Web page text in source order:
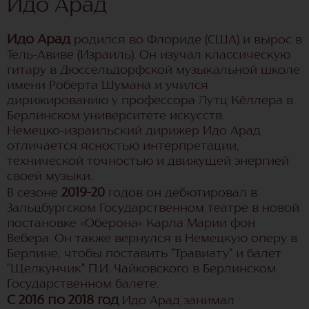
Идо Арад
Идо Арад родился во Флориде (США) и вырос в
Тель-Авиве (Израиль). Он изучал классическую
гитару в Дюссельдорфской музыкальной школе
имени Роберта Шумана и учился
дирижированию у профессора Лутц Кёллера в
Берлинском университете искусств.
Немецко-израильский дирижер Идо Арад
отличается ясностью интерпретации,
технической точностью и движущей энергией
своей музыки.
В сезоне 2019-20 годов он дебютировал в
Зальцбургском Государственном театре в новой
постановке «Оберона» Карла Марии фон
Вебера. Он также вернулся в Немецкую оперу в
Берлине, чтобы поставить "Травиату" и балет
"Щелкунчик" П.И. Чайковского в Берлинском
Государственном балете.
С 2016 по 2018 год Идо Арад занимал